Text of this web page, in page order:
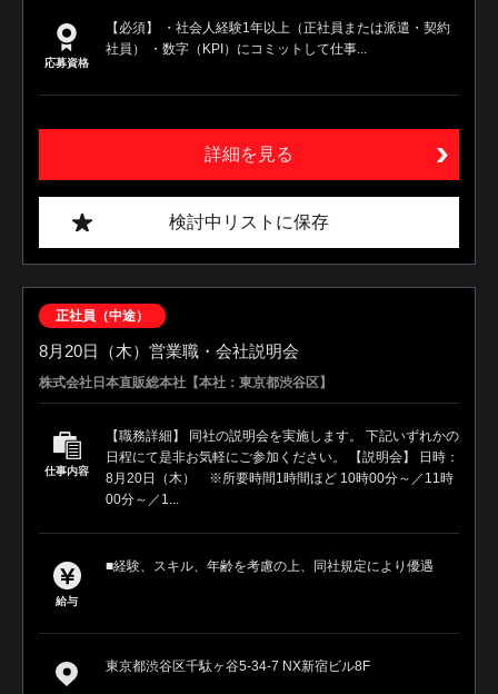
応募資格
【必須】 ・社会人経験1年以上（正社員または派遣・契約
社員） ・数字（KPI）にコミットして仕事...
詳細を見る
検討中リストに保存
正社員（中途）
8月20日（木）営業職・会社説明会
株式会社日本直販総本社【本社：東京都渋谷区】
仕事内容
【職務詳細】 同社の説明会を実施します。 下記いずれかの
日程にて是非お気軽にご参加ください。 【説明会】 日時：
8月20日（木） ※所要時間1時間ほど 10時00分～／11時
00分～／1...
給与
■経験、スキル、年齢を考慮の上、同社規定により優遇
東京都渋谷区千駄ヶ谷5-34-7 NX新宿ビル8F